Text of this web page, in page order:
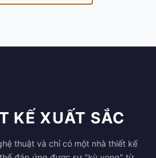
KẾ XUẤT SẮC
thuật và chỉ có một nhà thiết kế